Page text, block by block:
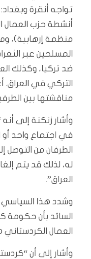
تواجه أنقرة
أنشطة حزب العمال
منظمة إرهابية)،
المسلحين عبر
ضد تركيا، وكذلك
التركي في العراق.
مناقشتها بين
وأشار زنكنة إلى
في اجتماع واحد أو
الطرفان من
له، لذلك قد يتم
العراق”.
وشدد هذا السياسي
السائد بأن حكومة
العمال
وأشار إلى أن